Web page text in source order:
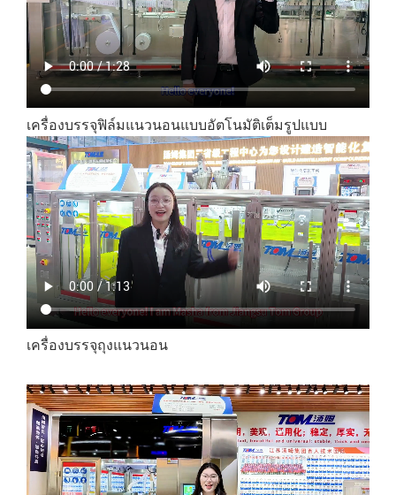
เครื่องบรรจุฟิล์มแนวนอนแบบอัตโนมัติเต็มรูปแบบ
เครื่องบรรจุถุงแนวนอน